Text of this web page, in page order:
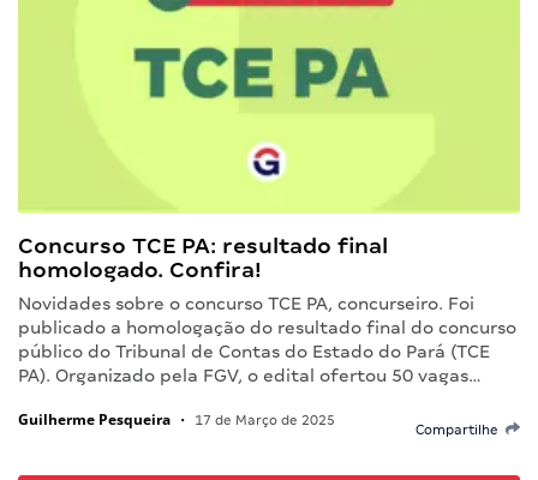
Concurso TCE PA: resultado final
homologado. Confira!
Novidades sobre o concurso TCE PA, concurseiro. Foi
publicado a homologação do resultado final do concurso
público do Tribunal de Contas do Estado do Pará (TCE
PA). Organizado pela FGV, o edital ofertou 50 vagas…
Guilherme Pesqueira • 17 de Março de 2025
Compartilhe